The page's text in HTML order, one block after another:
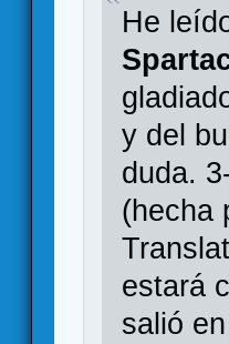
He
y del
duda.
(hecha
estará
salió